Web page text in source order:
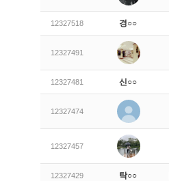
12327518 경○○
12327491
12327481 신○○
12327474
12327457
12327429 탁○○